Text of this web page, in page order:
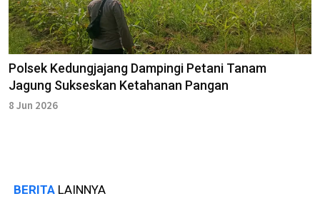
Polsek Kedungjajang Dampingi Petani Tanam
Jagung Sukseskan Ketahanan Pangan
8 Jun 2026
BERITA LAINNYA